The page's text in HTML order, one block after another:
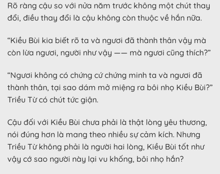
Rõ ràng cậu so với nửa năm trước không một chút thay
đổi, điều thay đổi là cậu không còn thuộc về hắn nữa.
“Kiều Bùi kia biết rõ ta và ngươi đã thành thân vậy mà
còn lừa ngươi, người như vậy —— mà ngươi cũng thích?”
“Ngươi không có chứng cứ chứng minh ta và ngươi đã
thành thân, tại sao dám mở miệng ra bôi nhọ Kiều Bùi?”
Triều Từ có chút tức giận.
Cậu đối với Kiều Bùi chưa phải là thật lòng yêu thương,
nói đúng hơn là mang theo nhiều sự cảm kích. Nhưng
Triều Từ không phải là người hai lòng, Kiều Bùi tốt như
vậy cớ sao người này lại vu khống, bôi nhọ hắn?